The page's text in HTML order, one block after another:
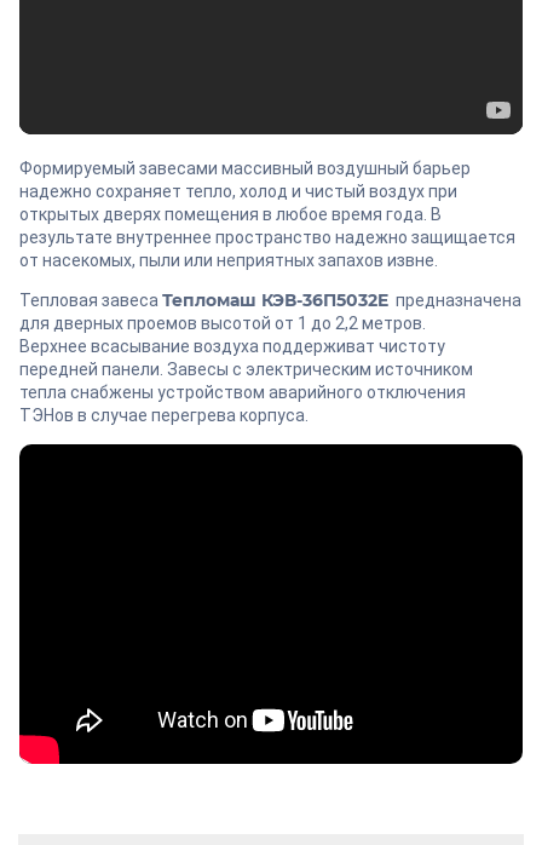
Формируемый завесами массивный воздушный барьер
надежно сохраняет тепло, холод и чистый воздух при
открытых дверях помещения в любое время года. В
результате внутреннее пространство надежно защищается
от насекомых, пыли или неприятных запахов извне.
Тепловая завеса Тепломаш КЭВ-36П5032E предназначена
для дверных проемов высотой от 1 до 2,2 метров.
Верхнее всасывание воздуха поддерживат чистоту
передней панели. Завесы с электрическим источником
тепла снабжены устройством аварийного отключения
ТЭНов в случае перегрева корпуса.